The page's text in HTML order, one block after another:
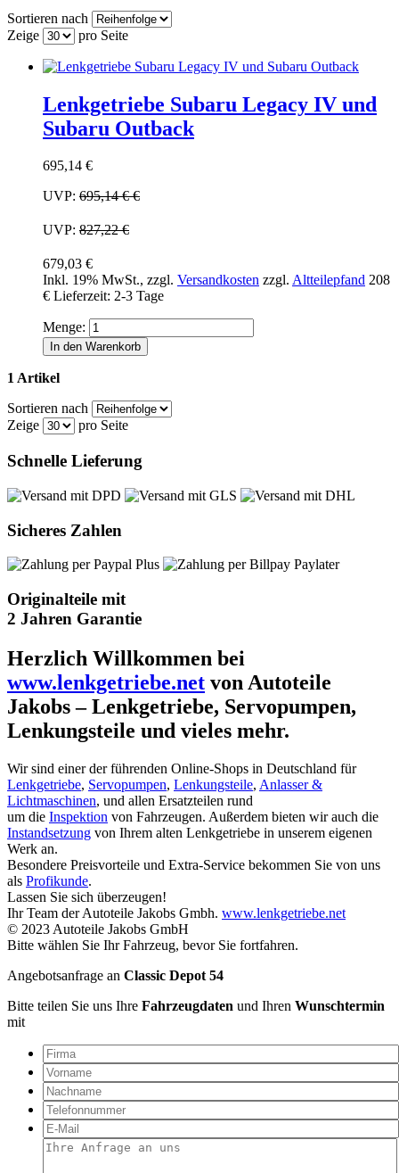
Sortieren nach
Zeige
pro Seite
Lenkgetriebe Subaru Legacy IV und
Subaru Outback
695,14 €
UVP: 695,14 €€
UVP: 827,22 €
679,03 €
Inkl. 19% MwSt., zzgl. Versandkosten zzgl. Altteilepfand 208
€ Lieferzeit: 2-3 Tage
Menge:
In den Warenkorb
1 Artikel
Sortieren nach
Zeige
pro Seite
Schnelle Lieferung
Sicheres Zahlen
Originalteile mit
2 Jahren Garantie
Herzlich Willkommen bei
www.lenkgetriebe.net von Autoteile
Jakobs – Lenkgetriebe, Servopumpen,
Lenkungsteile und vieles mehr.
Wir sind einer der führenden Online-Shops in Deutschland für
Lenkgetriebe, Servopumpen, Lenkungsteile, Anlasser &
Lichtmaschinen, und allen Ersatzteilen rund
um die Inspektion von Fahrzeugen. Außerdem bieten wir auch die
Instandsetzung von Ihrem alten Lenkgetriebe in unserem eigenen
Werk an.
Besondere Preisvorteile und Extra-Service bekommen Sie von uns
als Profikunde.
Lassen Sie sich überzeugen!
Ihr Team der Autoteile Jakobs Gmbh. www.lenkgetriebe.net
© 2023 Autoteile Jakobs GmbH
Bitte wählen Sie Ihr Fahrzeug, bevor Sie fortfahren.
Angebotsanfrage an Classic Depot 54
Bitte teilen Sie uns Ihre Fahrzeugdaten und Ihren Wunschtermin
mit